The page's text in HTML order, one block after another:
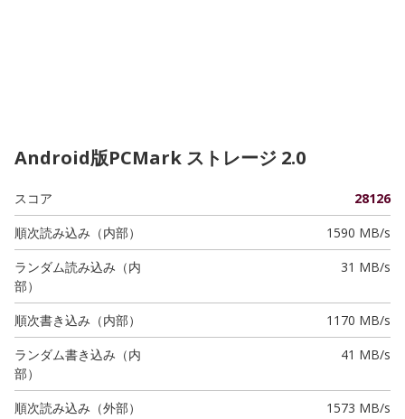
Android版PCMark ストレージ 2.0
スコア
28126
順次読み込み（内部）
1590 MB/s
ランダム読み込み（内
部）
31 MB/s
順次書き込み（内部）
1170 MB/s
ランダム書き込み（内
部）
41 MB/s
順次読み込み（外部）
1573 MB/s